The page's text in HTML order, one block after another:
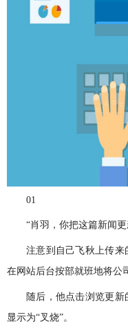
01
“肖羽，你把这篇新闻
注意到自己飞秋上传来
在网站后台按部就班地将公
随后，他点击浏览更
显示为“叉烧”。